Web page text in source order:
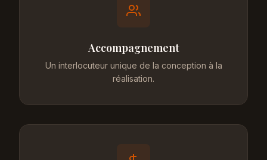
Accompagnement
Un interlocuteur unique de la conception à la
réalisation.